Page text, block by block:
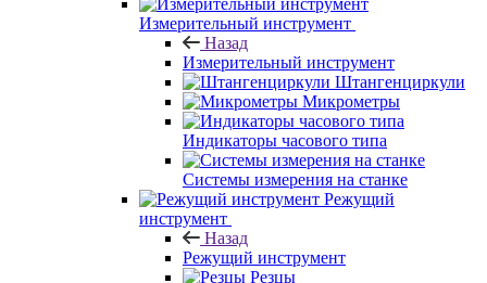
Измерительный инструмент
Назад
Измерительный инструмент
Штангенциркули
Микрометры
Индикаторы часового типа
Системы измерения на станке
Режущий
инструмент
Назад
Режущий инструмент
Резцы